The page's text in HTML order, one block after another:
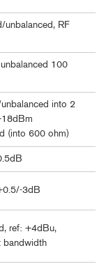
unbalanced, RF
100
into 2
(into 600 ohm)
3dB
ref: +4dBu,
bandwidth